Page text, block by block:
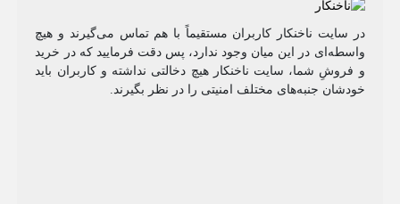
در سایت ناخنکار کاربران مستقیماً با هم تماس می‌گیرند و هیچ
واسطه‌ای در این میان وجود ندارد، پس دقت فرمایید که در خرید
و فروشِ شما، سایت ناخنکار هیچ دخالتی نداشته و کاربران باید
خودشان جنبه‌های مختلف امنیتی را در نظر بگیرند.